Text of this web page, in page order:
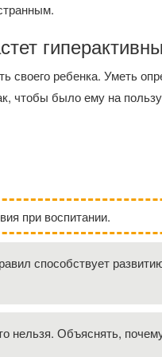
своего ребенка. Уметь
чтобы было ему на
при воспитании.
способствует
нельзя. Объяснять,